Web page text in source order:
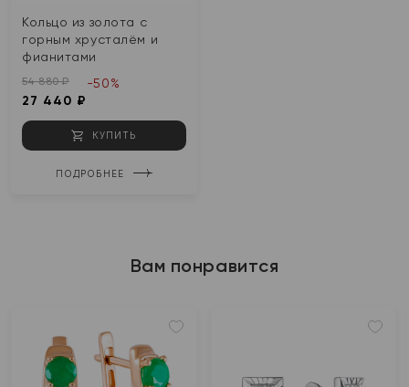
Кольцо из золота с
горным хрусталём и
фианитами
54 880 ₽
27 440 ₽
-50%
КУПИТЬ
ПОДРОБНЕЕ
Вам понравится